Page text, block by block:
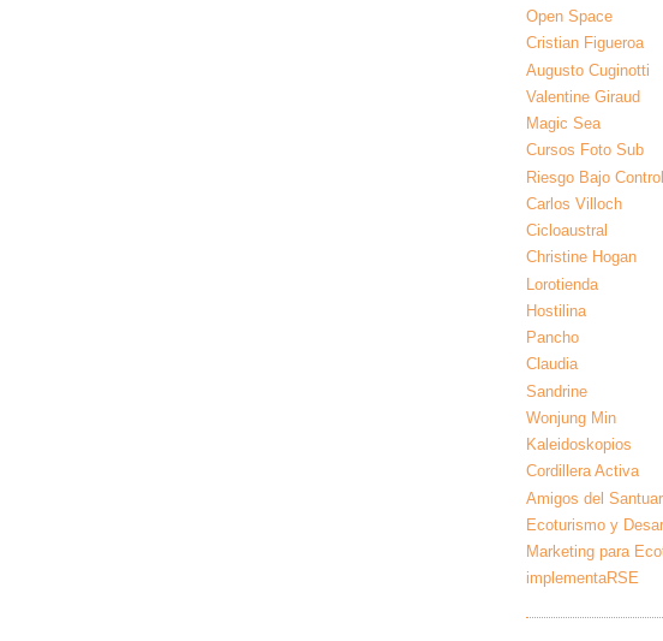
Open Space
Cristian Figueroa
Augusto Cuginotti
Valentine Giraud
Magic Sea
Cursos Foto Sub
Riesgo Bajo Control
Carlos Villoch
Cicloaustral
Christine Hogan
Lorotienda
Hostilina
Pancho
Claudia
Sandrine
Wonjung Min
Kaleidoskopios
Cordillera Activa
Amigos del
Ecoturismo y
Marketing para
implementaRSE